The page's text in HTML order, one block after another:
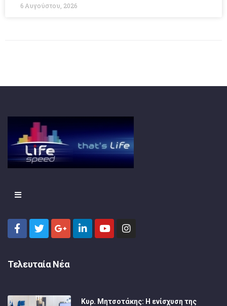
6 Αυγούστου, 2026
Τελευταία Νέα
Κυρ. Μητσοτάκης: Η ενίσχυση της